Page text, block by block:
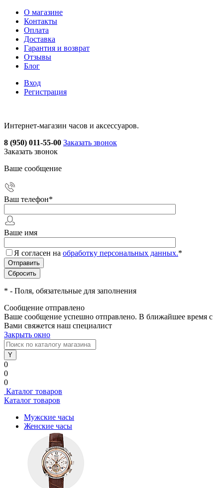
О магазине
Контакты
Оплата
Доставка
Гарантия и возврат
Отзывы
Блог
Вход
Регистрация
Интернет-магазин часов и аксессуаров.
8 (950) 011-55-00 Заказать звонок
Заказать звонок
Ваше сообщение
Ваш телефон*
Ваше имя
Я согласен на обработку персональных данных.*
* - Поля, обязательные для заполнения
Сообщение отправлено
Ваше сообщение успешно отправлено. В ближайшее время с
Вами свяжется наш специалист
Закрыть окно
0
0
0
Каталог товаров
Каталог товаров
Мужские часы
Женские часы